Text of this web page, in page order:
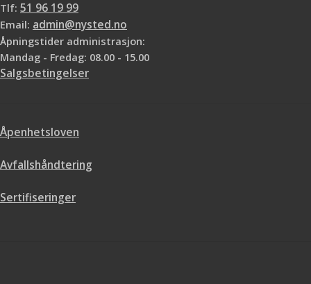
Tlf: 51 96 19 99
Email: admin@nysted.no
Åpningstider administrasjon:
Mandag - Fredag: 08.00 - 15.00
Salgsbetingelser
Åpenhetsloven
Avfallshåndtering
Sertifiseringer